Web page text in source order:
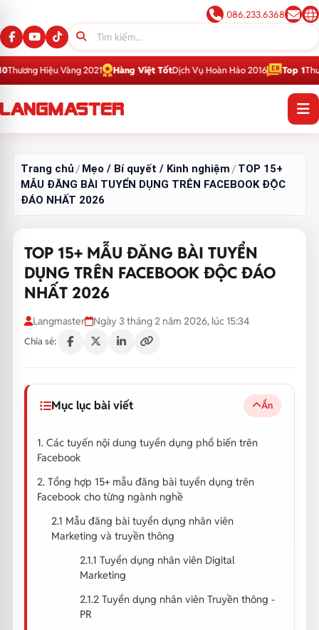
086.233.6368
Vàng 2021 Hàng Việt TốtDịch Vụ Hoàn Hảo 2016 Top 1Thương Hiệu
Trang chủ /Mẹo / Bí quyết / Kinh nghiệm /TOP 15+
MẪU ĐĂNG BÀI TUYỂN DỤNG TRÊN FACEBOOK ĐỘC
ĐÁO NHẤT 2026
TOP 15+ MẪU ĐĂNG BÀI TUYỂN
DỤNG TRÊN FACEBOOK ĐỘC ĐÁO
NHẤT 2026
Langmaster Ngày 3 tháng 2 năm 2026, lúc 15:34
Chia sẻ:
Mục lục bài viết Ẩn
1. Các tuyến nội dung tuyển dụng phổ biến trên
Facebook
2. Tổng hợp 15+ mẫu đăng bài tuyển dụng trên
Facebook cho từng ngành nghề
2.1 Mẫu đăng bài tuyển dụng nhân viên
Marketing và truyền thông
2.1.1 Tuyển dụng nhân viên Digital
Marketing
2.1.2 Tuyển dụng nhân viên Truyền thông -
PR